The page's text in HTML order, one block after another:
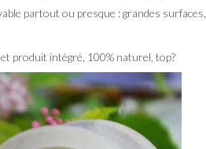
partout ou presque : grandes surfaces,
produit intégré, 100% naturel, top?